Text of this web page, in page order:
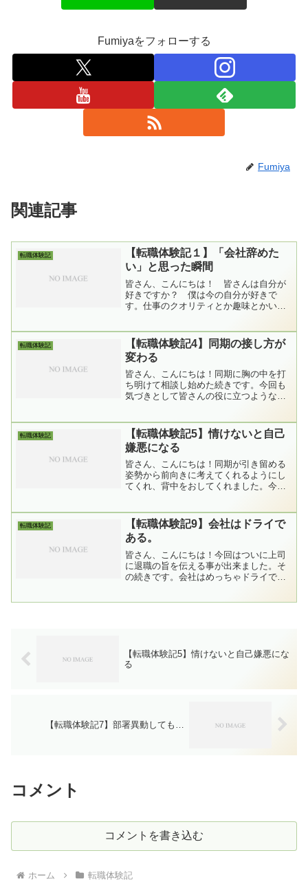
Fumiyaをフォローする
Fumiya
関連記事
転職体験記
【転職体験記１】「会社辞めた
い」と思った瞬間
皆さん、こんにちは！ 皆さんは自分が
好きですか？ 僕は今の自分が好きで
す。仕事のクオリティとか趣味とかいろ
好きな自分について書きます。過去の自
分です。はじめに転職体験記と...
転職体験記
【転職体験記4】同期の接し方が
変わる
皆さん、こんにちは！同期に胸の中を打
ち明けて相談し始めた続きです。今回も
気づきとして皆さんの役に立つような情
は実家暮らし新卒で専門商社に入社し、1
年と少しで退職真面...
転職体験記
【転職体験記5】情けないと自己
嫌悪になる
皆さん、こんにちは！同期が引き留める
姿勢から前向きに考えてくれるようにし
てくれ、背中をおしてくれました。今回
分に向けて。今悩んでいる皆さんに届け
ばと思います。自己紹介2...
転職体験記
【転職体験記9】会社はドライで
ある。
皆さん、こんにちは！今回はついに上司
に退職の旨を伝える事が出来ました。そ
の続きです。会社はめっちゃドライでし
【転職体験記5】情けないと自己嫌悪にな
る
【転職体験記7】部署異動しても…
コメント
コメントを書き込む
ホーム 転職体験記